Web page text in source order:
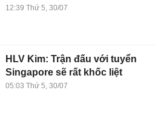
12:39 Thứ 5, 30/07
HLV Kim: Trận đấu với tuyển
Singapore sẽ rất khốc liệt
05:03 Thứ 5, 30/07